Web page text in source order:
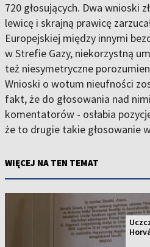
720 głosujących. Dwa wnioski
lewicę i skrajną prawicę
Europejskiej między innymi
w Strefie Gazy, niekorzystną
też niesymetryczne
Wnioski o wotum nieufności
fakt, że do głosowania nad
komentatorów - osłabia
że to drugie takie głosowanie
WIĘCEJ NA TEN TEMAT